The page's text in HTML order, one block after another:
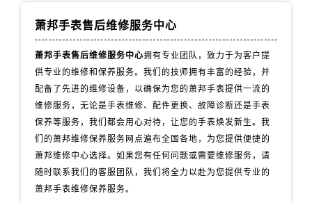
内蒙古自治区包头市青山区幸福路甲3号王府井百货名表维修萧邦售后服务中心（需提前预约）
萧邦手表售后维修服务中心
萧邦手表售后维修服务中心拥有专业团队，致力于为客户提
供专业的维修和保养服务。我们的技师拥有丰富的经验，并
配备了先进的维修设备，以确保为您的萧邦手表提供一流的
维修服务，无论是手表维修、配件更换、故障诊断还是手表
保养等服务，我们都会用心对待，让您的手表焕发新生。我
们的萧邦维修保养服务网点遍布全国各地，为您提供便捷的
萧邦维修中心选择。如果您有任何问题或需要维修服务，请
随时联系我们的客服团队，我们将全力以赴为您提供专业的
萧邦手表维修保养服务。